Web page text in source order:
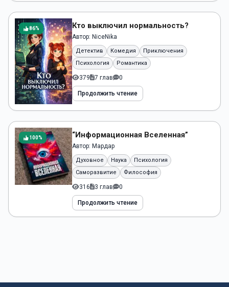
86% Кто выключил нормальность?
Автор: NiceNika
Детектив Комедия
Приключения
Психология
Романтика
379 7 глав 0
Продолжить чтение
100% “Информационная Вселенная”
Автор: Мардар
Духовное Наука
Психология
Саморазвитие
Философия
316 3 глав 0
Продолжить чтение